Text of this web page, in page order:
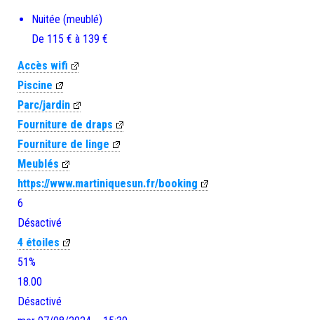
Nuitée (meublé)
De 115 € à 139 €
Accès wifi
Piscine
Parc/jardin
Fourniture de draps
Fourniture de linge
Meublés
https://www.martiniquesun.fr/booking
6
Désactivé
4 étoiles
51%
18.00
Désactivé